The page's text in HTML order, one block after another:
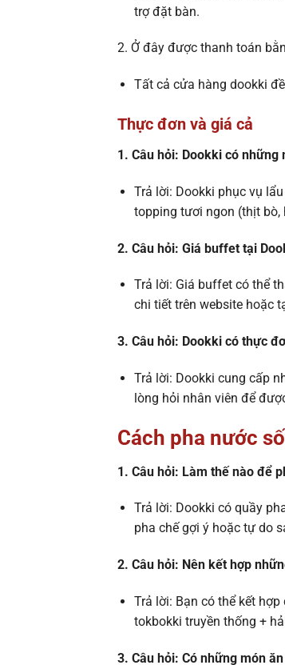
trợ đặt bàn.
2. Ở đây được thanh toán
Tất cả cửa hàng dookki
Thực đơn và giá cả
1. Câu hỏi: Dookki có những
Trả lời: Dookki phục vụ
topping tươi ngon (thịt bò,
2. Câu hỏi: Giá buffet tại
Trả lời: Giá buffet có thể
chi tiết trên website hoặc
3. Câu hỏi: Dookki có thực
Trả lời: Dookki cung cấp
lòng hỏi nhân viên để
Cách pha nước
1. Câu hỏi: Làm thế nào để
Trả lời: Dookki có quầy
pha chế gợi ý hoặc tự do
2. Câu hỏi: Nên kết hợp
Trả lời: Bạn có thể kết
tokbokki truyền thống +
3. Câu hỏi: Có những món